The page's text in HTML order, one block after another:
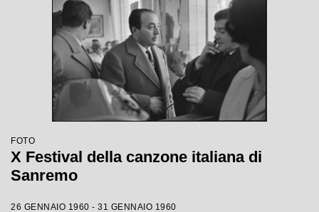
FOTO
X Festival della canzone italiana di
Sanremo
26 GENNAIO 1960 - 31 GENNAIO 1960